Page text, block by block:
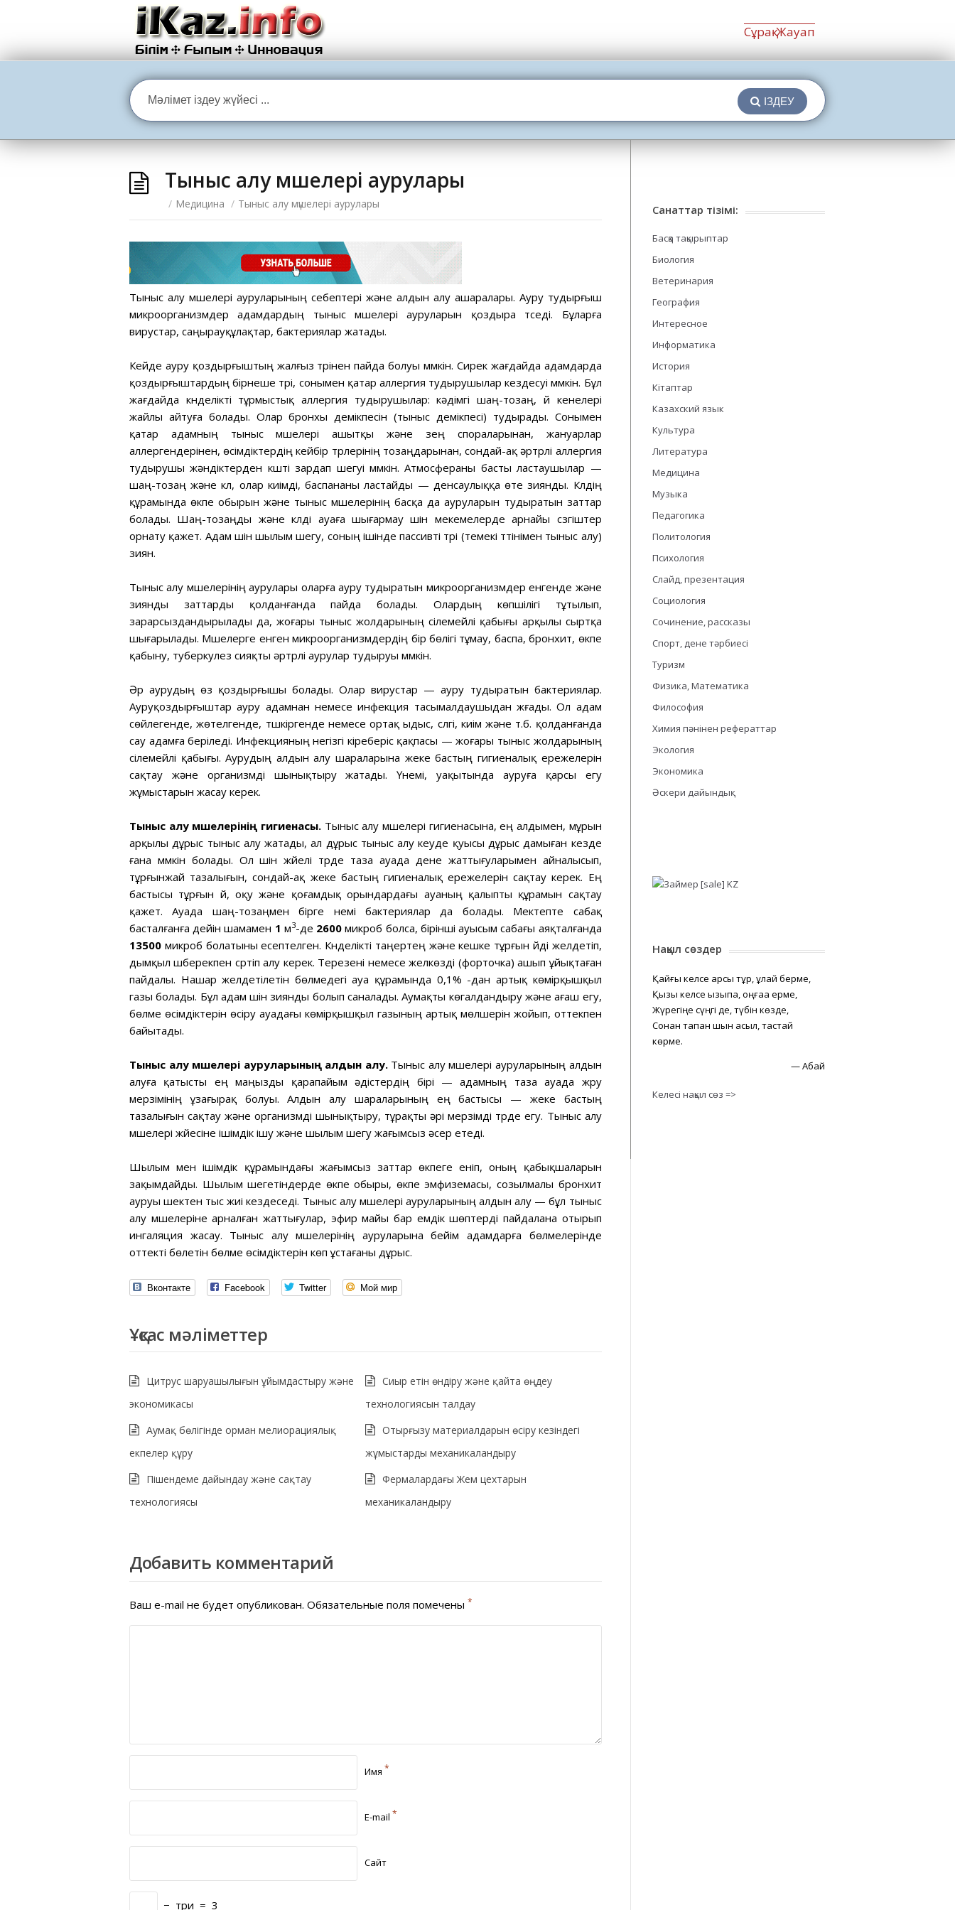
Сұрақ-Жауап
ІЗДЕУ
Тыныс алу мүшелері аурулары
/ Медицина / Тыныс алу мүшелері аурулары
Тыныс алу мүшелері ауруларының себептері және алдын алу ашаралары. Ауру тудырғыш
микроорганизмдер адамдардың тыныс мүшелері ауруларын қоздыра түседі. Бұларға
вирустар, саңырауқұлақтар, бактериялар жатады.
Кейде ауру қоздырғыштың жалғыз түрінен пайда болуы мүмкін. Сирек жағдайда адамдарда
қоздырғыштардың бірнеше түрі, сонымен қатар аллергия тудырушылар кездесуі мүмкін. Бұл
жағдайда күнделікті тұрмыстық аллергия тудырушылар: кәдімгі шаң-тозаң, үй кенелері
жайлы айтуға болады. Олар бронхы демікпесін (тыныс демікпесі) тудырады. Сонымен
қатар адамның тыныс мүшелері ашытқы және зең спораларынан, жануарлар
аллергендерінен, өсімдіктердің кейбір түрлерінің тозаңдарынан, сондай-ақ әртүрлі аллергия
тудырушы жәндіктерден күшті зардап шегуі мүмкін. Атмосфераны басты ластаушылар —
шаң-тозаң және күл, олар киімді, баспананы ластайды — денсаулыққа өте зиянды. Күлдің
құрамында өкпе обырын және тыныс мүшелерінің басқа да ауруларын тудыратын заттар
болады. Шаң-тозаңды және күлді ауаға шығармау үшін мекемелерде арнайы сүзгіштер
орнату қажет. Адам үшін шылым шегу, соның ішінде пассивті түрі (темекі түтінімен тыныс алу)
зиян.
Тыныс алу мүшелерінің аурулары оларға ауру тудыратын микроорганизмдер енгенде және
зиянды заттарды қолданғанда пайда болады. Олардың көпшілігі тұтылып,
зарарсыздандырылады да, жоғары тыныс жолдарының сілемейлі қабығы арқылы сыртқа
шығарылады. Мүшелерге енген микроорганизмдердің бір бөлігі тұмау, баспа, бронхит, өкпе
қабыну, туберкулез сияқты әртүрлі аурулар тудыруы мүмкін.
Әр аурудың өз қоздырғышы болады. Олар вирустар — ауру тудыратын бактериялар.
Ауруқоздырғыштар ауру адамнан немесе инфекция тасымалдаушыдан жүғады. Ол адам
сөйлегенде, жөтелгенде, түшкіргенде немесе ортақ ыдыс, сүлгі, киім және т.б. қолданғанда
сау адамға беріледі. Инфекцияның негізгі кіреберіс қақпасы — жоғары тыныс жолдарының
сілемейлі қабығы. Аурудың алдын алу шараларына жеке бастың гигиеналық ережелерін
сақтау және организмді шынықтыру жатады. Үнемі, уақытында ауруға қарсы егу
жұмыстарын жасау керек.
Тыныс алу мүшелерінің гигиенасы.Тыныс алу мүшелері гигиенасына, ең алдымен, мұрын
арқылы дұрыс тыныс алу жатады, ал дұрыс тыныс алу кеуде қуысы дұрыс дамыған кезде
ғана мүмкін болады. Ол үшін жүйелі түрде таза ауада дене жаттығуларымен айналысып,
тұрғынжай тазалығын, сондай-ақ жеке бастың гигиеналық ережелерін сақтау керек. Ең
бастысы тұрғын үй, оқу және қоғамдық орындардағы ауаның қалыпты құрамын сақтау
қажет. Ауада шаң-тозаңмен бірге үнемі бактериялар да болады. Мектепте сабақ
басталғанға дейін шамамен 1 м3-де 2600 микроб болса, бірінші ауысым сабағы аяқталғанда
13500 микроб болатыны есептелген. Күнделікті таңертең және кешке тұрғын үйді желдетіп,
дымқыл шүберекпен сүртіп алу керек. Терезені немесе желкөзді (форточка) ашып ұйықтаған
пайдалы. Нашар желдетілетін бөлмедегі ауа құрамында 0,1% -дан артық көмірқышқыл
газы болады. Бұл адам үшін зиянды болып саналады. Аумақты көгалдандыру және ағаш егу,
бөлме өсімдіктерін өсіру ауадағы көмірқышқыл газының артық мөлшерін жойып, оттекпен
байытады.
Тыныс алу мүшелері ауруларының алдын алу. Тыныс алу мүшелері ауруларының алдын
алуға қатысты ең маңызды қарапайым әдістердің бірі — адамның таза ауада жүру
мерзімінің ұзағырақ болуы. Алдын алу шараларының ең бастысы — жеке бастың
тазалығын сақтау және организмді шынықтыру, тұрақты әрі мерзімді түрде егу. Тыныс алу
мүшелері жүйесіне ішімдік ішу және шылым шегу жағымсыз әсер етеді.
Шылым мен ішімдік құрамындағы жағымсыз заттар өкпеге еніп, оның қабықшаларын
зақымдайды. Шылым шегетіндерде өкпе обыры, өкпе эмфиземасы, созылмалы бронхит
ауруы шектен тыс жиі кездеседі. Тыныс алу мүшелері ауруларының алдын алу — бұл тыныс
алу мүшелеріне арналған жаттығулар, эфир майы бар емдік шөптерді пайдалана отырып
ингаляция жасау. Тыныс алу мүшелерінің ауруларына бейім адамдарға бөлмелерінде
оттекті бөлетін бөлме өсімдіктерін көп ұстағаны дұрыс.
Вконтакте Facebook Twitter Мой мир
Ұқсас мәліметтер
Цитрус шаруашылығын ұйымдастыру және
экономикасы
Сиыр етін өндіру және қайта өңдеу
технологиясын талдау
Аумақ бөлігінде орман мелиорациялық
екпелер құру
Отырғызу материалдарын өсіру кезіндегі
жұмыстарды механикаландыру
Пішендеме дайындау және сақтау
технологиясы
Фермалардағы Жем цехтарын
механикаландыру
Добавить комментарий
Ваш e-mail не будет опубликован. Обязательные поля помечены *
Имя *
E-mail *
Сайт
− три = 3
Санаттар тізімі:
Басқа тақырыптар
Биология
Ветеринария
География
Интересное
Информатика
История
Кітаптар
Казахский язык
Культура
Литература
Медицина
Музыка
Педагогика
Политология
Психология
Слайд, презентация
Социология
Сочинение, рассказы
Спорт, дене тәрбиесі
Туризм
Физика, Математика
Философия
Химия пәнінен рефераттар
Экология
Экономика
Әскери дайындық
Нақыл сөздер
Қайғы келсе қарсы тұр, құлай берме,
Қызық келсе қызықпа, оңғаққа ерме,
Жүрегіңе сүңгі де, түбін көзде,
Сонан тапқан шын асыл, тастай
көрме.
—Абай
Келесі нақыл сөз =>